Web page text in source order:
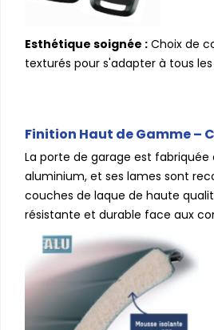
Esthétique soignée : Choix de
texturés pour s'adapter à tous
Finition Haut de Gamme –
La porte de garage est
aluminium, et ses lames sont
couches de laque de haute
résistante et durable face aux